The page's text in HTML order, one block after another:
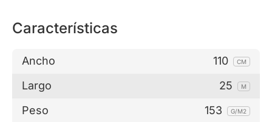
Características
Ancho 110 CM
Largo 25 M
Peso 153 G/M2